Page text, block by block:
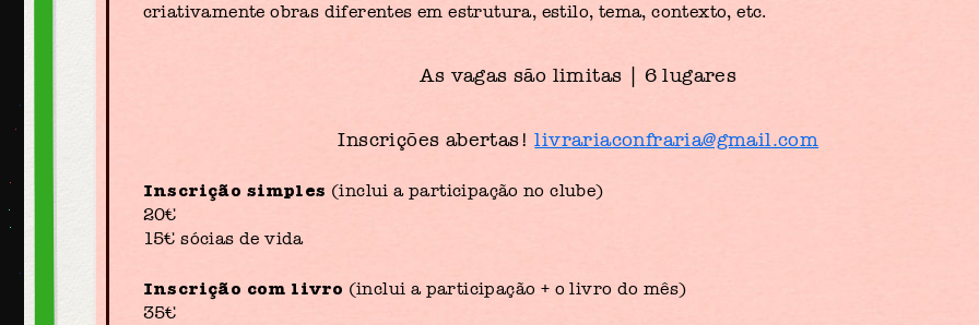
criativamente obras diferentes em estrutura, estilo, tema, contexto, etc.
As vagas são limitas | 6 lugares
Inscrições abertas!livrariaconfraria@gmail.com
Inscrição simples (inclui a participação no clube)
20€
15€ sócias de vida
Inscrição com livro (inclui a participação + o livro do mês)
35€